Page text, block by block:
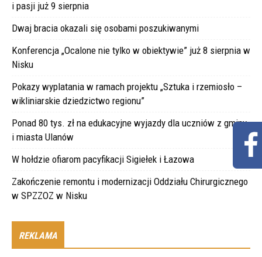
i pasji już 9 sierpnia
Dwaj bracia okazali się osobami poszukiwanymi
Konferencja „Ocalone nie tylko w obiektywie” już 8 sierpnia w
Nisku
Pokazy wyplatania w ramach projektu „Sztuka i rzemiosło –
wikliniarskie dziedzictwo regionu”
Ponad 80 tys. zł na edukacyjne wyjazdy dla uczniów z gminy
i miasta Ulanów
W hołdzie ofiarom pacyfikacji Sigiełek i Łazowa
Zakończenie remontu i modernizacji Oddziału Chirurgicznego
w SPZZOZ w Nisku
REKLAMA